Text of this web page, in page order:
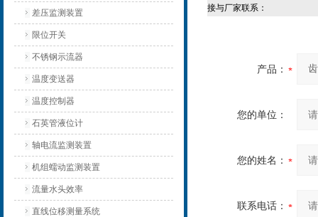
差压监测装置
限位开关
不锈钢示流器
温度变送器
温度控制器
石英管液位计
轴电流监测装置
机组蠕动监测装置
流量水头效率
直线位移测量系统
接与厂家联系：
产品：
您的单位：
您的姓名：
联系电话：